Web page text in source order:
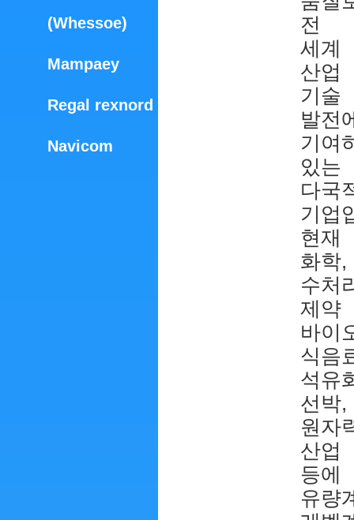
(Whessoe)
Mampaey
Regal rexnord
Navicom
전
세계
산업
기술
발전
기여
있는
다국
기업
현재
화학,
수처
제약
바이
식음
석유
선박,
원자
산업
등에
유량